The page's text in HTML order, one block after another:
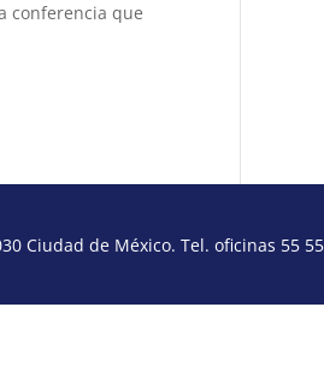
conferencia que
Ciudad de México. Tel. oficinas 55